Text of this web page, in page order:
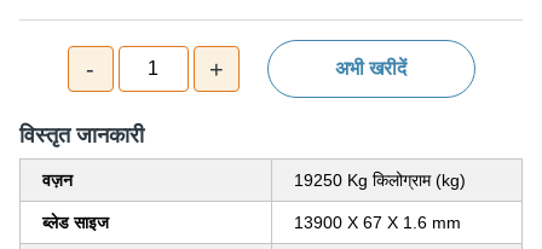
- 1 + अभी खरीदें
विस्‍तृत जानकारी
वज़न 19250 Kg किलोग्राम (kg)
ब्लेड साइज 13900 X 67 X 1.6 mm